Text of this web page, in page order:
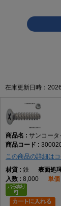
在庫更新日時：
サンコー
この商品の詳細はコ
鉄
8,000